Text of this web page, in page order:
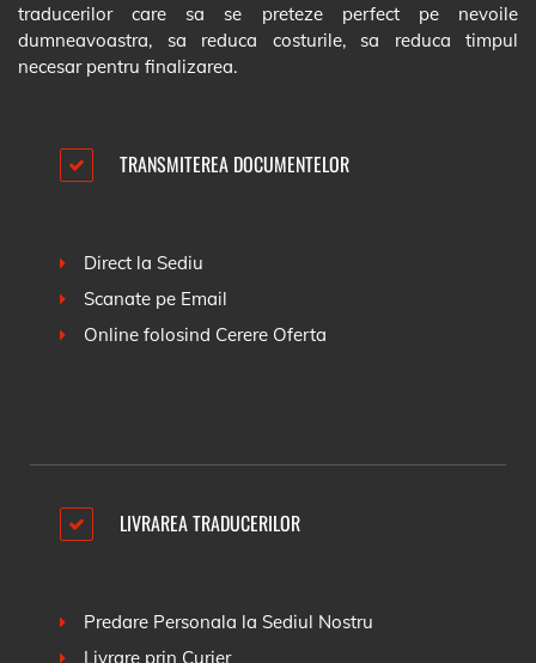
traducerilor care sa se preteze perfect pe nevoile
dumneavoastra, sa reduca costurile, sa reduca timpul
necesar pentru finalizarea.
TRANSMITEREA DOCUMENTELOR
Direct la Sediu
Scanate pe Email
Online folosind Cerere Oferta
LIVRAREA TRADUCERILOR
Predare Personala la Sediul Nostru
Livrare prin Curier